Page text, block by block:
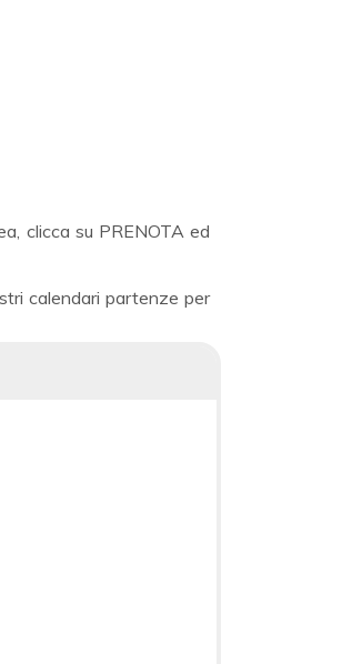
clicca su PRENOTA ed
calendari partenze per